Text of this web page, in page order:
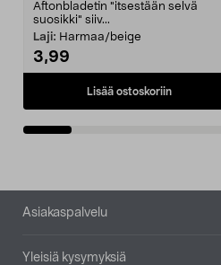
Aftonbladetin "itsestään selvä
suosikki" siiv...
Laji: Harmaa/beige
3,99
Lisää ostoskoriin
Alatunniste
Asiakaspalvelu
Yleisiä kysymyksiä